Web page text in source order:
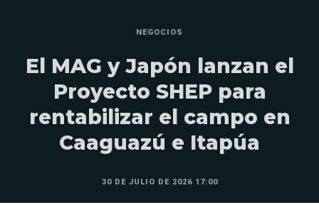
NEGOCIOS
El MAG y Japón lanzan el
Proyecto SHEP para
rentabilizar el campo en
Caaguazú e Itapúa
30 DE JULIO DE 2026 17:00